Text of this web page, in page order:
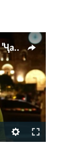
Ҳаводории арманиҳо аз пирӯзии "Ҷаллод"-и тоҷик